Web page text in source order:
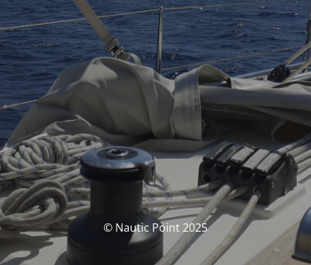
© Nautic Point 2025